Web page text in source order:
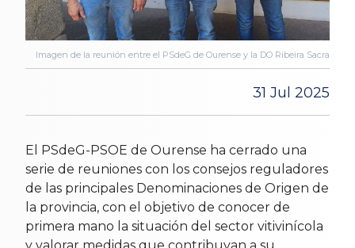
Imagen de la reunión entre el PSdeG de Ourense y la DO Ribeira Sacra
31 Jul 2025
El PSdeG-PSOE de Ourense ha cerrado una
serie de reuniones con los consejos reguladores
de las principales Denominaciones de Origen de
la provincia, con el objetivo de conocer de
primera mano la situación del sector vitivinícola